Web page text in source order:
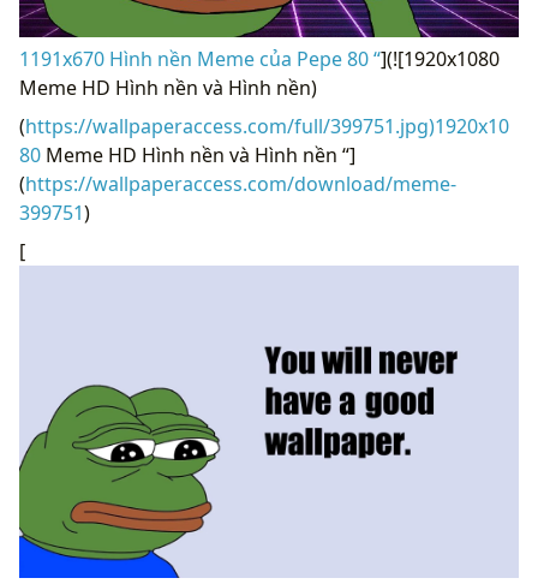
1191x670 Hình nền Meme của Pepe 80 “](![1920x1080
Meme HD Hình nền và Hình nền)
(https://wallpaperaccess.com/full/399751.jpg)1920x10
80 Meme HD Hình nền và Hình nền “]
(https://wallpaperaccess.com/download/meme-
399751)
[